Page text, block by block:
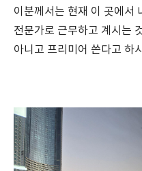
이분께서는 현재 이 곳에서
전문가로 근무하고 계시는
아니고 프리미어 쓴다고 하